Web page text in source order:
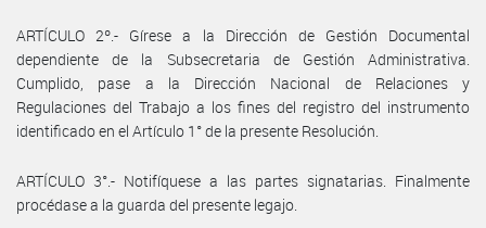
ARTÍCULO 2º.- Gírese a la Dirección de Gestión Documental
dependiente de la Subsecretaria de Gestión Administrativa.
Cumplido, pase a la Dirección Nacional de Relaciones y
Regulaciones del Trabajo a los fines del registro del instrumento
identificado en el Artículo 1° de la presente Resolución.
ARTÍCULO 3°.- Notifíquese a las partes signatarias. Finalmente
procédase a la guarda del presente legajo.